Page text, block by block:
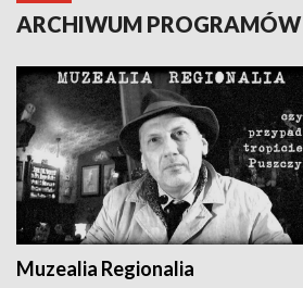
ARCHIWUM PROGRAMÓW
Muzealia Regionalia